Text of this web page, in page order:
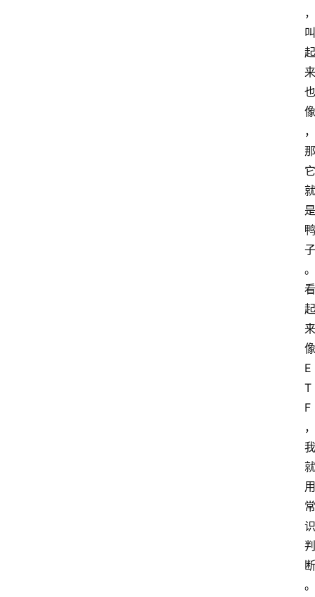
，
叫
起
来
也
像
，
那
它
就
是
鸭
子
。
看
起
来
像
E
T
F
，
我
就
用
常
识
判
断
。